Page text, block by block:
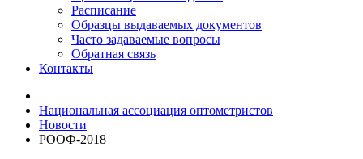
Расписание
Образцы выдаваемых документов
Часто задаваемые вопросы
Обратная связь
Контакты
Национальная ассоциация оптометристов
Новости
РООФ-2018